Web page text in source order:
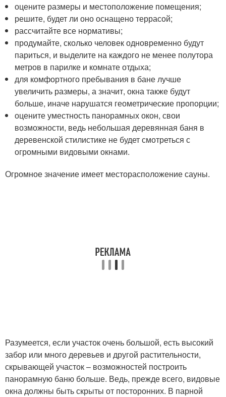
оцените размеры и местоположение помещения;
решите, будет ли оно оснащено террасой;
рассчитайте все нормативы;
продумайте, сколько человек одновременно будут
париться, и выделите на каждого не менее полутора
метров в парилке и комнате отдыха;
для комфортного пребывания в бане лучше
увеличить размеры, а значит, окна также будут
больше, иначе нарушатся геометрические пропорции;
оцените уместность панорамных окон, свои
возможности, ведь небольшая деревянная баня в
деревенской стилистике не будет смотреться с
огромными видовыми окнами.
Огромное значение имеет месторасположение сауны.
Разумеется, если участок очень большой, есть высокий
забор или много деревьев и другой растительности,
скрывающей участок – возможностей построить
панорамную баню больше. Ведь, прежде всего, видовые
окна должны быть скрыты от посторонних. В парной